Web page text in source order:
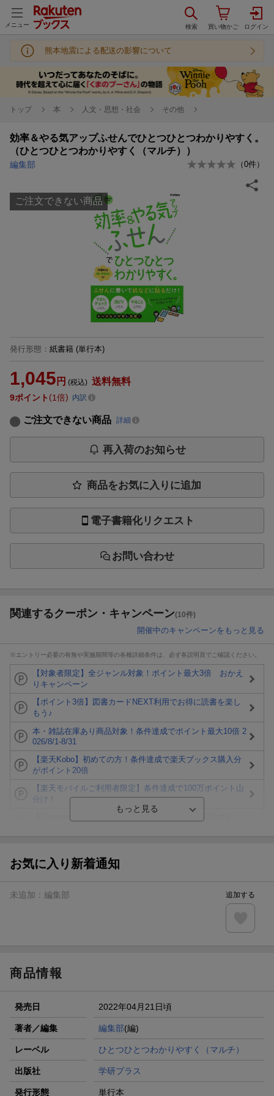
メニュー
熊本地震による配送の影響について
トップ 本 人文・思想・社会 その他
効率＆やる気アップふせんでひとつひとつわかりやすく。
（ひとつひとつわかりやすく（マルチ））
編集部 （0件）
ご注文できない商品
発行形態 ： 紙書籍 (単行本)
1,045 円 (税込) 送料無料
9ポイント 1倍 内訳
ご注文できない商品 詳細
再入荷のお知らせ
商品をお気に入りに追加
電子書籍化リクエスト
お問い合わせ
関連するクーポン・キャンペーン(10件)
開催中のキャンペーンをもっと見る
※エントリー必要の有無や実施期間等の各種詳細条件は、必ず各説明頁でご確認ください。
【対象者限定】全ジャンル対象！ポイント最大3倍 おかえ
りキャンペーン
【ポイント3倍】図書カードNEXT利用でお得に読書を楽し
もう♪
本・雑誌在庫あり商品対象！条件達成でポイント最大10倍 2
026/8/1-8/31
【楽天Kobo】初めての方！条件達成で楽天ブックス購入分
がポイント20倍
【楽天モバイルご利用者限定】条件達成で100万ポイント山
分け！
が当たる！
楽天モバイル紹介キャンペーンの拡散で300円OFFクーポン
条件達成で楽天限定・宝塚歌劇 宙組貸切公演ペアチケット
お気に入り新着通知
未追加： 編集部 追加する
商品情報
発売日 2022年04月21日頃
著者／編集 編集部(編)
レーベル ひとつひとつわかりやすく（マルチ）
出版社 学研プラス
発行形態 単行本